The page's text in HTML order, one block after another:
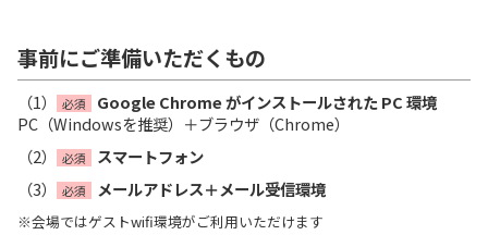
事前にご準備いただくもの
（1） 必須
Google Chrome がインストールされた PC 環境
PC（Windowsを推奨）＋ブラウザ（Chrome）
（2）
必須
スマートフォン
（3）
必須 メールアドレス＋メール受信環境
※会場ではゲストwifi環境がご利用いただけます